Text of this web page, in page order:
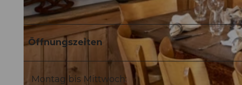
Öffnungszeiten
Montag bis Mittwoch: